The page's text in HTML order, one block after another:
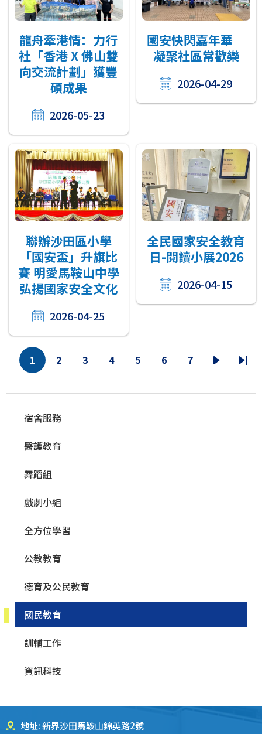
龍舟牽港情：力行
社「香港 X 佛山雙
向交流計劃」獲豐
碩成果
2026-05-23
國安快閃嘉年華
凝聚社區常歡樂
2026-04-29
聯辦沙田區小學
「國安盃」升旗比
賽 明愛馬鞍山中學
弘揚國家安全文化
2026-04-25
全民國家安全教育
日-閱讀小展2026
2026-04-15
当
1
页
2
页
3
页
4
页
5
页
6
页
7
下
末
navigation
宿舍服務
醫護教育
舞蹈組
戲劇小組
全方位學習
公教教育
德育及公民教育
國民教育
訓輔工作
資訊科技
地址: 新界沙田馬鞍山錦英路2號